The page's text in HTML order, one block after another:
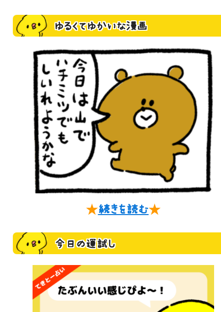
ゆるくてゆかいな漫画
★続きを読む★
今日の運試し